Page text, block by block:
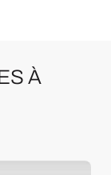
À